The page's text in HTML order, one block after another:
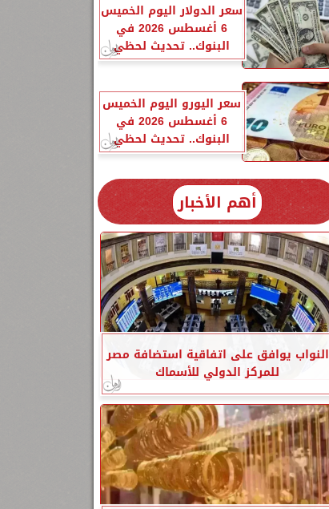
سعر الدولار اليوم الخميس
6 أغسطس 2026 في
البنوك.. تحديث لحظي
سعر اليورو اليوم الخميس
6 أغسطس 2026 في
البنوك.. تحديث لحظي
أهم الأخبار
النواب يوافق على اتفاقية استضافة مصر
للمركز الدولي للأسماك